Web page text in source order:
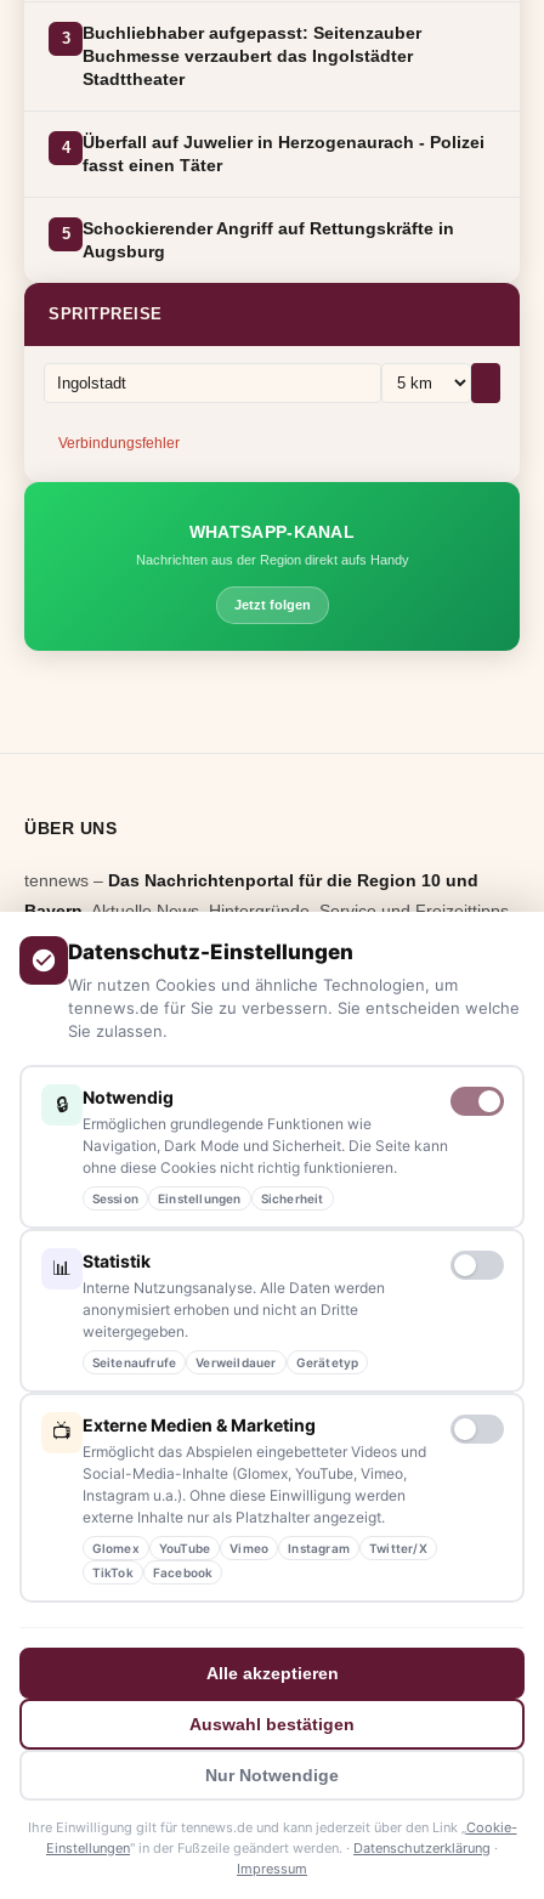
3
Buchliebhaber aufgepasst: Seitenzauber
Buchmesse verzaubert das Ingolstädter
Stadttheater
4
Überfall auf Juwelier in Herzogenaurach - Polizei
fasst einen Täter
5
Schockierender Angriff auf Rettungskräfte in
Augsburg
SPRITPREISE
Verbindungsfehler
WHATSAPP-KANAL
Nachrichten aus der Region direkt aufs Handy
Jetzt folgen
ÜBER UNS
tennews – Das Nachrichtenportal für die Region 10 und
Bayern.Aktuelle News, Hintergründe, Service und Freizeittipps
aus allen Regionen, Städten und Landkreisen.
Blaulicht, von Kultur bis Sport, von Alltagstipps bis
Veranstaltungen – immer aktuell, immer aus Ihrer Nähe.
kennen eine Geschichte, die erzählt werden sollte?
Schreiben Sie uns – gemeinsam mit unseren Leserinnen und
Lesern bleiben wir am Puls der Zeit.
Partnerschaften: info@tennews.de
NAVIGATION
Home
Stellenanzeigen
Datenschutzerklärung
Barrierefreiheitserklärung
DatenschutzImpressumMediadaten🍪 Cookie-Einstellungen
Datenschutz-Einstellungen
Wir nutzen Cookies und ähnliche Technologien, um
tennews.de für Sie zu verbessern. Sie entscheiden welche
Sie zulassen.
🔒 Notwendig
Ermöglichen grundlegende Funktionen wie
Navigation, Dark Mode und Sicherheit. Die Seite kann
ohne diese Cookies nicht richtig funktionieren.
Session Einstellungen Sicherheit
📊 Statistik
Interne Nutzungsanalyse. Alle Daten werden
anonymisiert erhoben und nicht an Dritte
weitergegeben.
Seitenaufrufe Verweildauer Gerätetyp
📺 Externe Medien & Marketing
Ermöglicht das Abspielen eingebetteter Videos und
Social-Media-Inhalte (Glomex, YouTube, Vimeo,
Instagram u.a.). Ohne diese Einwilligung werden
externe Inhalte nur als Platzhalter angezeigt.
Glomex YouTube Vimeo Instagram
Twitter/X
TikTok
Facebook
Alle akzeptieren
Auswahl bestätigen
Nur Notwendige
Ihre Einwilligung gilt für tennews.de und kann jederzeit über den Link „Cookie-
Einstellungen" in der Fußzeile geändert werden. · Datenschutzerklärung ·
Impressum